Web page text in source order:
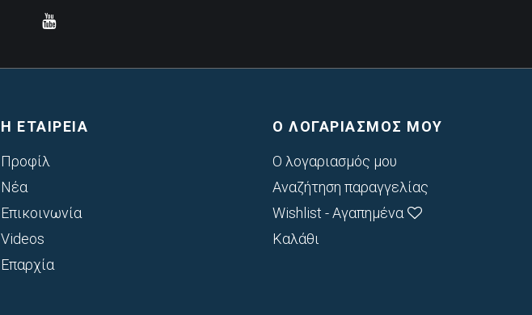
Η ΕΤΑΙΡΕΙΑ
Προφίλ
Νέα
Επικοινωνία
Videos
Επαρχία
Ο ΛΟΓΑΡΙΑΣΜΟΣ ΜΟΥ
Ο λογαριασμός μου
Αναζήτηση παραγγελίας
Wishlist - Αγαπημένα
Καλάθι